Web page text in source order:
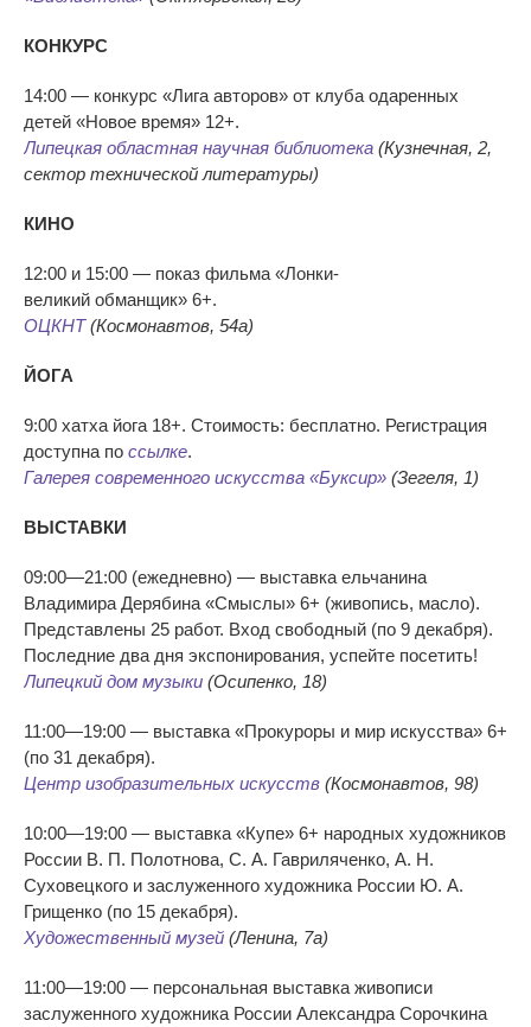
КОНКУРС
14:00 — конкурс «Лига авторов» от клуба одаренных
детей «Новое время» 12+.
Липецкая областная научная библиотека (Кузнечная, 2,
сектор технической литературы)
КИНО
12:00 и 15:00 — показ фильма «Лонки-
великий обманщик» 6+.
ОЦКНТ(Космонавтов, 54а)
ЙОГА
9:00 хатха йога 18+. Стоимость: бесплатно. Регистрация
доступна по ссылке.
Галерея современного искусства «Буксир» (Зегеля, 1)
ВЫСТАВКИ
09:00—21:00 (ежедневно) — выставка ельчанина
Владимира Дерябина «Смыслы» 6+ (живопись, масло).
Представлены 25 работ. Вход свободный (по 9 декабря).
Последние два дня экспонирования, успейте посетить!
Липецкий дом музыки (Осипенко, 18)
11:00—19:00 — выставка «Прокуроры и мир искусства» 6+
(по 31 декабря).
Центр изобразительных искусств (Космонавтов, 98)
10:00—19:00 — выставка «Купе» 6+ народных художников
России В. П. Полотнова, С. А. Гавриляченко, А. Н.
Суховецкого и заслуженного художника России Ю. А.
Грищенко (по 15 декабря).
Художественный музей (Ленина, 7а)
11:00—19:00 — персональная выставка живописи
заслуженного художника России Александра Сорочкина